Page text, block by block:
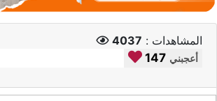
المشاهدات : 4037
147 أعجبني